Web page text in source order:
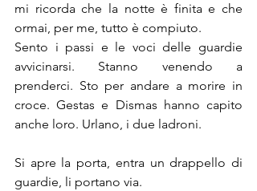
mi ricorda che la notte è finita e che
ormai, per me, tutto è compiuto.
Sento i passi e le voci delle guardie
avvicinarsi. Stanno venendo a
prenderci. Sto per andare a morire in
croce. Gestas e Dismas hanno capito
anche loro. Urlano, i due ladroni.
Si apre la porta, entra un drappello di
guardie, li portano via.